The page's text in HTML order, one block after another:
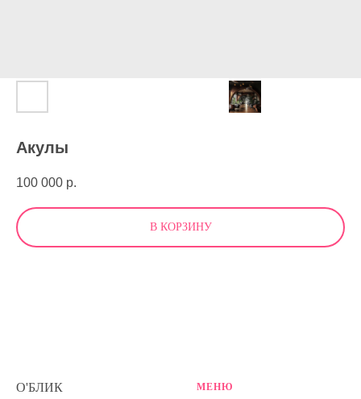
Акулы
100 000 р.
В КОРЗИНУ
О'БЛИК МЕНЮ